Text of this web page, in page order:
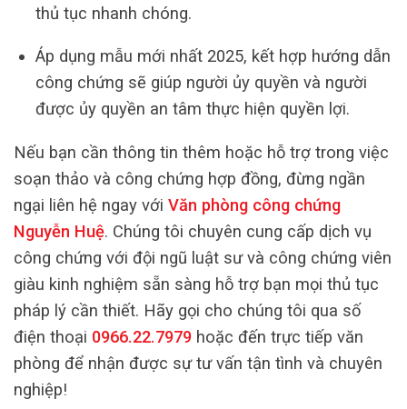
thủ tục nhanh chóng.
Áp dụng mẫu mới nhất 2025, kết hợp hướng dẫn
công chứng sẽ giúp người ủy quyền và người
được ủy quyền an tâm thực hiện quyền lợi.
Nếu bạn cần thông tin thêm hoặc hỗ trợ trong việc
soạn thảo và công chứng hợp đồng, đừng ngần
ngại liên hệ ngay với Văn phòng công chứng
Nguyễn Huệ. Chúng tôi chuyên cung cấp dịch vụ
công chứng với đội ngũ luật sư và công chứng viên
giàu kinh nghiệm sẵn sàng hỗ trợ bạn mọi thủ tục
pháp lý cần thiết. Hãy gọi cho chúng tôi qua số
điện thoại 0966.22.7979 hoặc đến trực tiếp văn
phòng để nhận được sự tư vấn tận tình và chuyên
nghiệp!